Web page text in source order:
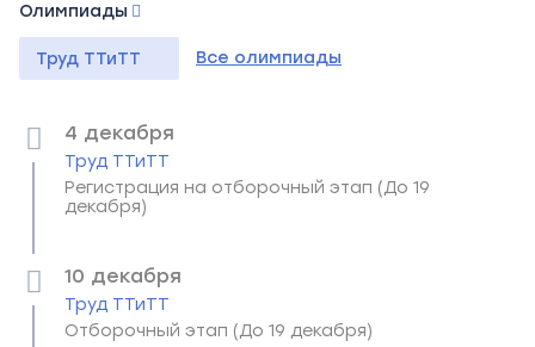
Олимпиады
Труд ТТиТТ Все олимпиады
4 декабря
Труд ТТиТТ
Регистрация на отборочный этап (До 19
декабря)
10 декабря
Труд ТТиТТ
Отборочный этап (До 19 декабря)